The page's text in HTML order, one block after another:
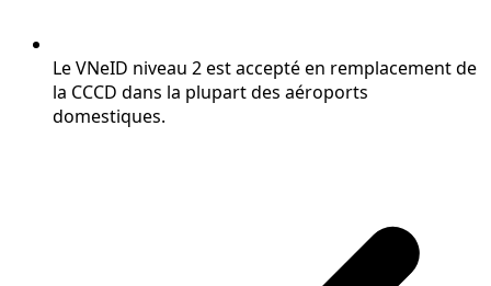
Le VNeID niveau 2 est accepté en remplacement de
la CCCD dans la plupart des aéroports
domestiques.